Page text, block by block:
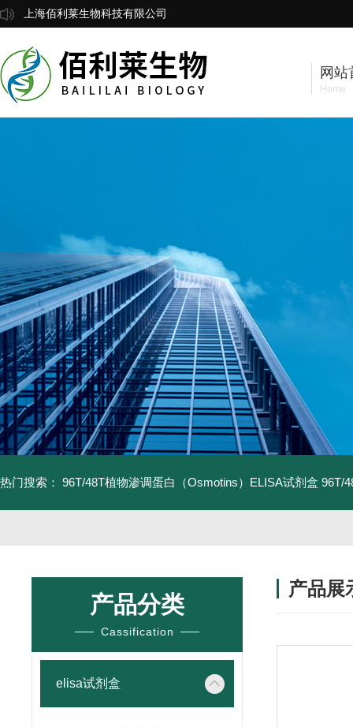
上海佰利莱生物科技有限公司
网站
Home
热门搜索： 96T/48T植物渗调蛋白（Osmotins）ELISA试剂盒 96T/
产品分类
Cassification
elisa试剂盒
产品展